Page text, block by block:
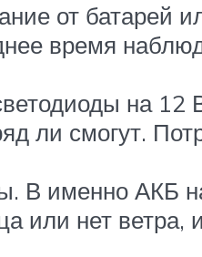
от батарей
время
на
ли смогут.
В именно АКБ
нет ветра,